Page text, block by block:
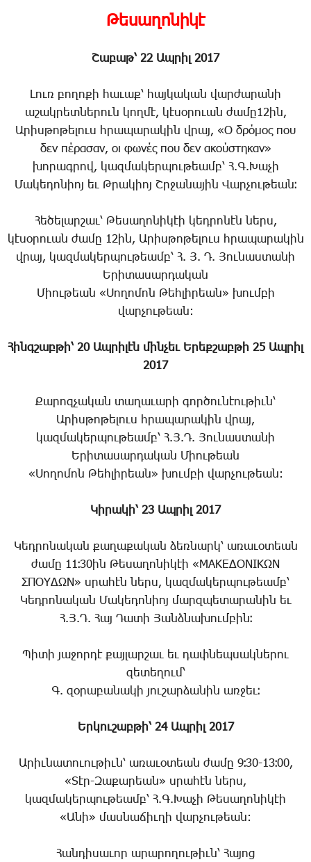
Թեսաղոնիկէ
Շաբաթ՝ 22 Ապրիլ 2017
Լուռ բողոքի հաւաք՝ հայկական վարժարանի
աշակրետներուն կողմէ, կէսօրուան ժամը12ին,
Արիսթոթելուս հրապարակին վրայ, «Ο δρόμος που
δεν πέρασαν, οι φωνές που δεν ακούστηκαν»
խորագրով, կազմակերպութեամբ՝ Հ.Գ.Խաչի
Մակեդոնիոյ եւ Թրակիոյ Շրջանային Վարչութեան։
Հեծելարշաւ՝ Թեսաղոնիկէի կեդրոնէն ներս,
կէսօրուան ժամը 12ին, Արիսթոթելուս հրապարակին
վրայ, կազմակերպութեամբ՝ Հ. Յ. Դ. Յունաստանի
Երիտասարդական
Միութեան «Սողոմոն Թեհլիրեան» խումբի
վարչութեան:
Հինգշաբթի՝ 20 Ապրիլէն մինչեւ Երեքշաբթի 25 Ապրիլ
2017
Քարոզչական տաղաւարի գործունէութիւն՝
Արիսթոթելուս հրապարակին վրայ,
կազմակերպութեամբ՝ Հ.Յ.Դ. Յունաստանի
Երիտասարդական Միութեան
«Սողոմոն Թեհլիրեան» խումբի վարչութեան:
Կիրակի՝ 23 Ապրիլ 2017
Կեդրոնական քաղաքական ձեռնարկ՝ առաւօտեան
ժամը 11։30ին Թեսաղոնիկէի «ΜΑΚΕΔΟΝΙΚΩΝ
ΣΠΟΥΔΩΝ» սրահէն ներս, կազմակերպութեամբ՝
Կեդրոնական Մակեդոնիոյ մարզպետարանին եւ
Հ.Յ.Դ. Հայ Դատի Յանձնախումբին։
Պիտի յաջորդէ քայլարշաւ եւ դափնեպսակներու
զետեղում՝
Գ. զօրաբանակի յուշարձանին առջեւ։
Երկուշաբթի՝ 24 Ապրիլ 2017
Արիւնատուութիւն՝ առաւօտեան ժամը 9։30-13։00,
«Տէր-Զաքարեան» սրահէն ներս,
կազմակերպութեամբ՝ Հ.Գ.Խաչի Թեսաղոնիկէի
«Անի» մասնաճիւղի վարչութեան:
Հանդիսաւոր արարողութիւն՝ Հայոց